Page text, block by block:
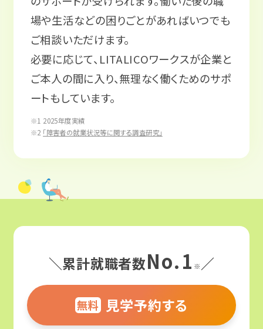
場や生活などの困りごとがあればいつでも
ご相談いただけます。
必要に応じて、LITALICOワークスが企業と
ご本人の間に入り、無理なく働くためのサポ
ートもしています。
※1 2025年度実績
※2 「障害者の就業状況等に関する調査研究」
＼累計就職者数No.1 ※ ／
無料 見学予約する